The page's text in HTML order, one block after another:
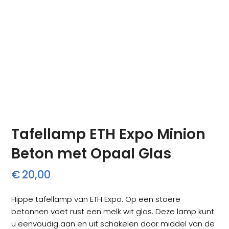
Tafellamp ETH Expo Minion
Beton met Opaal Glas
€20,00
Hippe tafellamp van ETH Expo. Op een stoere
betonnen voet rust een melk wit glas. Deze lamp kunt
u eenvoudig aan en uit schakelen door middel van de